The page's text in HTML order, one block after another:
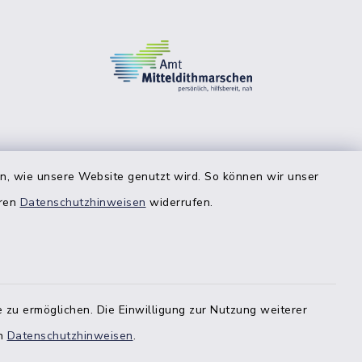
wie unsere Website genutzt wird. So können wir unser
Datenschutzhinweisen widerrufen.
ermöglichen. Die Einwilligung zur Nutzung weiterer
Datenschutzhinweisen.